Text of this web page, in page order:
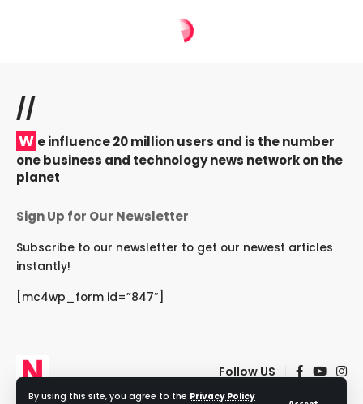
By using this site, you agree to the Privacy Policy
//
W e influence 20 million users and is the number
one business and technology news network on the
planet
Sign Up for Our Newsletter
Subscribe to our newsletter to get our newest articles
instantly!
[mc4wp_form id=”847″]
Follow US